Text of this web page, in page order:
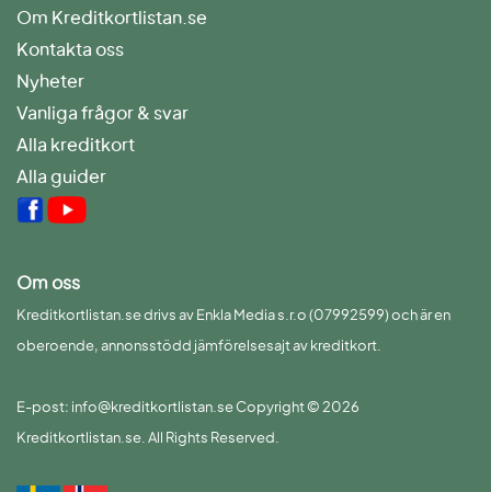
Om Kreditkortlistan.se
Kontakta oss
Nyheter
Vanliga frågor & svar
Alla kreditkort
Alla guider
Om oss
Kreditkortlistan.se drivs av Enkla Media s.r.o (07992599) och är en
oberoende, annonsstödd jämförelsesajt av kreditkort.
E-post: info@kreditkortlistan.se Copyright © 2026
Kreditkortlistan.se. All Rights Reserved.